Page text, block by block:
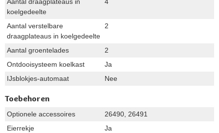
koelgedeelte
Aantal verstelbare
draagplateaus in koelgedeelte
2
Aantal groentelades
2
Ontdooisysteem koelkast
Ja
IJsblokjes-automaat
Nee
Toebehoren
Optionele accessoires
26490, 26491
Eierrekje
Ja